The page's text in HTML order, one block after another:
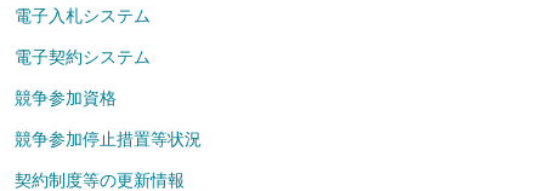
電子入札システム
電子契約システム
競争参加資格
競争参加停止措置等状況
契約制度等の更新情報